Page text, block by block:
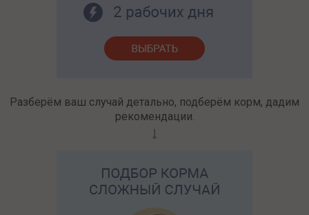
Разберём ваш случай детально, подберём корм, дадим
рекомендации.